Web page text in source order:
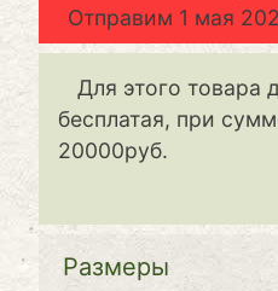
Отправим 1 мая
Для этого товара
бесплатая, при
20000руб.
Размеры